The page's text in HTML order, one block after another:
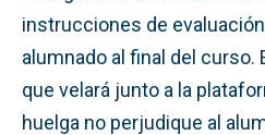
instrucciones de
alumnado al final del curso.
que velará junto a la
huelga no perjudique al